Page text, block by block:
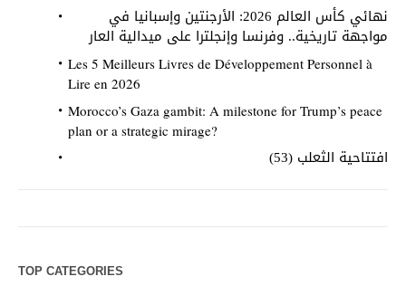
نهائي كأس العالم 2026: الأرجنتين وإسبانيا في
مواجهة تاريخية.. وفرنسا وإنجلترا على ميدالية العار
Les 5 Meilleurs Livres de Développement Personnel à
Lire en 2026
Morocco’s Gaza gambit: A milestone for Trump’s peace
plan or a strategic mirage?
افتتاحية الثعلب (53)
TOP CATEGORIES